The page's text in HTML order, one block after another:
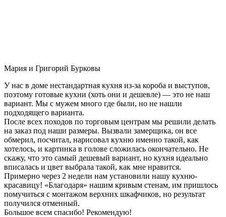
Мария и Григорий Бурковы
У нас в доме нестандартная кухня из-за короба и выступов,
поэтому готовые кухни (хоть они и дешевле) — это не наш
вариант. Мы с мужем много где были, но не нашли
подходящего варианта.
После всех походов по торговым центрам мы решили делать
на заказ под наши размеры. Вызвали замерщика, он все
обмерил, посчитал, нарисовал кухню именно такой, как
хотелось, и картинка в голове сложилась окончательно. Не
скажу, что это самый дешевый вариант, но кухня идеально
вписалась и цвет выбрала такой, как мне нравится.
Примерно через 2 недели нам установили нашу кухню-
красавицу! «Благодаря» нашим кривым стенам, им пришлось
помучиться с монтажом верхних шкафчиков, но результат
получился отменный.
Большое всем спасибо! Рекомендую!